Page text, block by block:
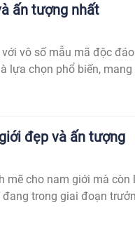
ấn tượng nhất
vô số mẫu mã độc đáo
lựa chọn phổ biến, mang
đẹp và ấn tượng
mẽ cho nam giới mà còn
trong giai đoạn